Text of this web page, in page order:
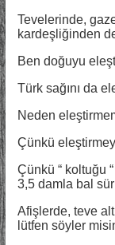
Tevelerinde,
kardeşliğinden
Ben doğuyu
Türk sağını da
Neden
Çünkü
Çünkü “ koltuğu
3,5 damla bal
Afişlerde, teve
lütfen söyler